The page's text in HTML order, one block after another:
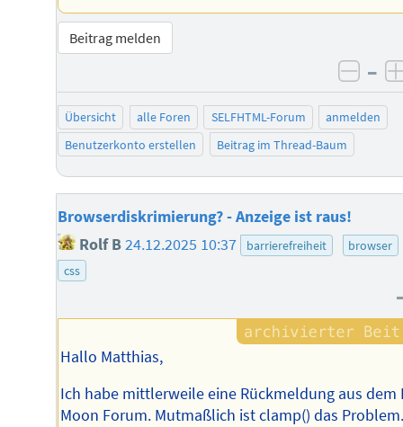
Beitrag melden
–
Übersicht alle Foren SELFHTML-Forum
anmelden
Benutzerkonto erstellen
Beitrag im Thread-Baum
Browserdiskrimierung? - Anzeige ist raus!
Rolf B24.12.2025 10:37 barrierefreiheit
browser
css
Hallo Matthias,
Ich habe mittlerweile eine Rückmeldung aus dem
Moon Forum. Mutmaßlich ist clamp() das